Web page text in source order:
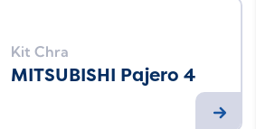
Kit Chra
MITSUBISHI Pajero 4